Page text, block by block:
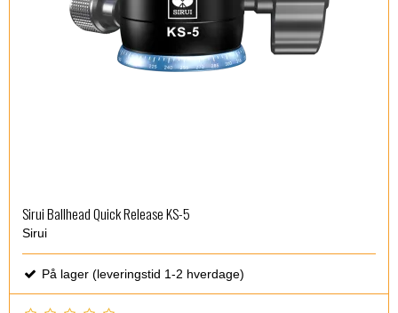
Sirui Ballhead Quick Release KS-5
Sirui
På lager (leveringstid 1-2 hverdage)